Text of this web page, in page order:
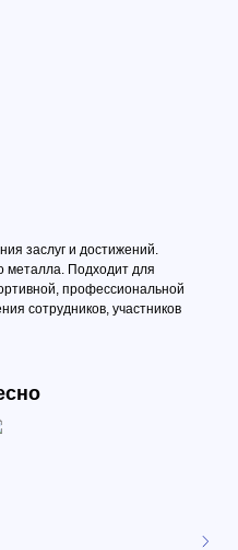
заслуг и достижений.
металла. Подходит для
профессиональной
сотрудников, участников